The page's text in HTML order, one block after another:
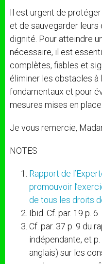
Il est urgent de
et de sauvegarder
dignité. Pour atteindre
nécessaire, il est
complètes, fiables et
éliminer les obstacles à
fondamentaux et pour
mesures mises en place.
Je vous remercie,
NOTES
Rapport de
promouvoir
de tous les droits
Ibid. Cf. par. 19 p. 6
Cf. par. 37 p. 9 du
indépendante, et
anglais) sur les